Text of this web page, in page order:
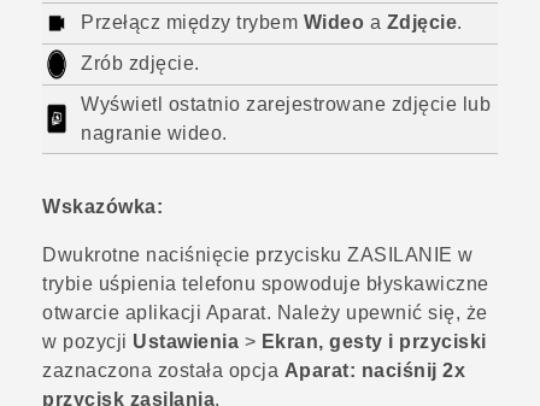
Przełącz między trybem Wideo a Zdjęcie.
Zrób zdjęcie.
Wyświetl ostatnio zarejestrowane zdjęcie lub
nagranie wideo.
Wskazówka:
Dwukrotne naciśnięcie przycisku ZASILANIE w
trybie uśpienia telefonu spowoduje błyskawiczne
otwarcie aplikacji Aparat. Należy upewnić się, że
w pozycji Ustawienia > Ekran, gesty i przyciski
zaznaczona została opcja Aparat: naciśnij 2x
przycisk zasilania.